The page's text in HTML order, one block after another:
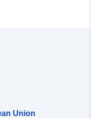
Union